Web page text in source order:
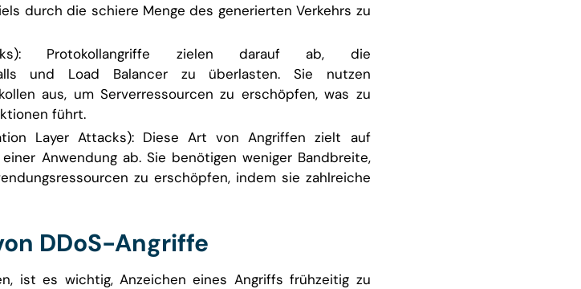
durch die schiere Menge des generierten Verkehrs zu
Protokollangriffe zielen darauf ab, die
und Load Balancer zu überlasten. Sie nutzen
aus, um Serverressourcen zu erschöpfen, was zu
führt.
Layer Attacks): Diese Art von Angriffen zielt auf
Anwendung ab. Sie benötigen weniger Bandbreite,
zu erschöpfen, indem sie zahlreiche
DDoS-Angriffe
ist es wichtig, Anzeichen eines Angriffs frühzeitig zu